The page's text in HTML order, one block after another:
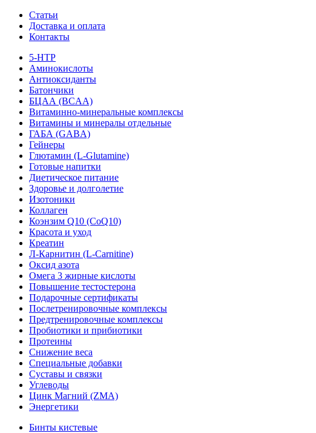
Статьи
Доставка и оплата
Контакты
5-HTP
Аминокислоты
Антиоксиданты
Батончики
БЦАА (BCAA)
Витаминно-минеральные комплексы
Витамины и минералы отдельные
ГАБА (GABA)
Гейнеры
Глютамин (L-Glutamine)
Готовые напитки
Диетическое питание
Здоровье и долголетие
Изотоники
Коллаген
Коэнзим Q10 (CoQ10)
Красота и уход
Креатин
Л-Карнитин (L-Сarnitine)
Оксид азота
Омега 3 жирные кислоты
Повышение тестостерона
Подарочные сертификаты
Послетренировочные комплексы
Предтренировочные комплексы
Пробиотики и прибиотики
Протеины
Снижение веса
Специальные добавки
Суставы и связки
Углеводы
Цинк Магний (ZMA)
Энергетики
Бинты кистевые